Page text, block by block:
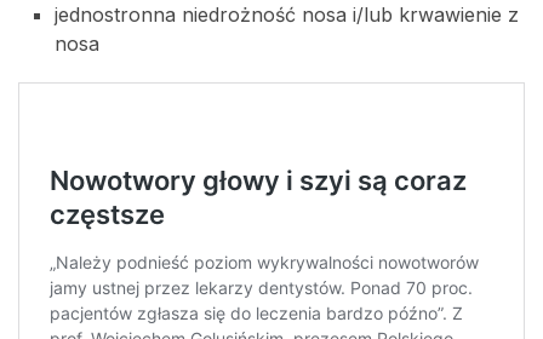
jednostronna niedrożność nosa i/lub krwawienie z
nosa